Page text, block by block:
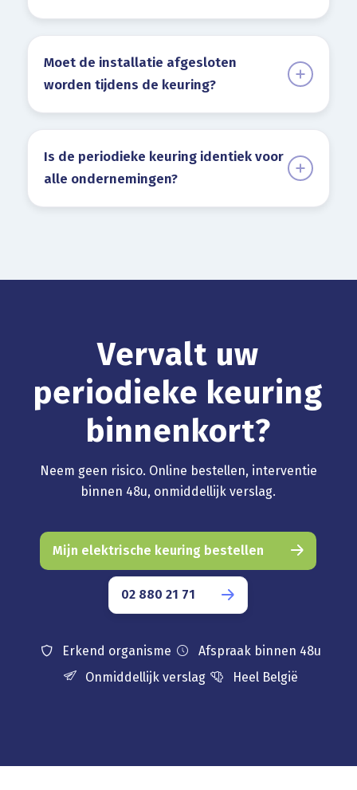
Moet de installatie afgesloten
worden tijdens de keuring?
Is de periodieke keuring identiek voor
alle ondernemingen?
Vervalt uw
periodieke keuring
binnenkort?
Neem geen risico. Online bestellen, interventie
binnen 48u, onmiddellijk verslag.
Mijn elektrische keuring bestellen
02 880 21 71
Erkend organisme
Afspraak binnen 48u
Onmiddellijk verslag
Heel België